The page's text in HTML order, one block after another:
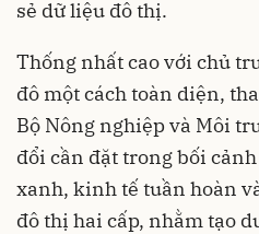
sẻ dữ liệu đô thị.
Thống nhất cao với chủ
đô một cách toàn diện,
Bộ Nông nghiệp và Môi
đổi cần đặt trong bối
xanh, kinh tế tuần hoàn
đô thị hai cấp, nhằm tạo